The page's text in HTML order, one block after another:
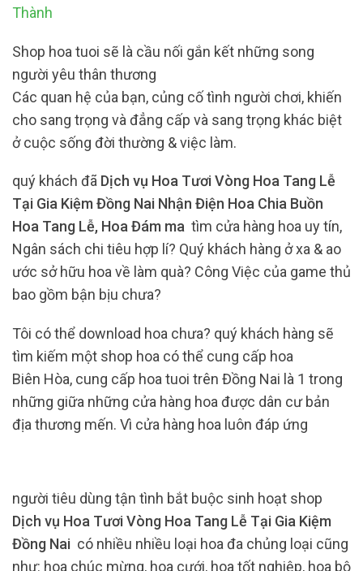
Thành
Shop hoa tuoi sẽ là cầu nối gắn kết những song
người yêu thân thương
Các quan hệ của bạn, củng cố tình người chơi, khiến
cho sang trọng và đẳng cấp và sang trọng khác biệt
ở cuộc sống đời thường & việc làm.
quý khách đã Dịch vụ Hoa Tươi Vòng Hoa Tang Lễ
Tại Gia Kiệm Đồng Nai Nhận Điện Hoa Chia Buồn
Hoa Tang Lễ, Hoa Đám ma tìm cửa hàng hoa uy tín,
Ngân sách chi tiêu hợp lí? Quý khách hàng ở xa & ao
ước sở hữu hoa về làm quà? Công Việc của game thủ
bao gồm bận bịu chưa?
Tôi có thể download hoa chưa? quý khách hàng sẽ
tìm kiếm một shop hoa có thể cung cấp hoa
Biên Hòa, cung cấp hoa tuoi trên Đồng Nai là 1 trong
những giữa những cửa hàng hoa được dân cư bản
địa thương mến. Vì cửa hàng hoa luôn đáp ứng
người tiêu dùng tận tình bắt buộc sinh hoạt shop
Dịch vụ Hoa Tươi Vòng Hoa Tang Lễ Tại Gia Kiệm
Đồng Nai có nhiều nhiều loại hoa đa chủng loại cũng
như: hoa chúc mừng, hoa cưới, hoa tốt nghiệp, hoa bộ